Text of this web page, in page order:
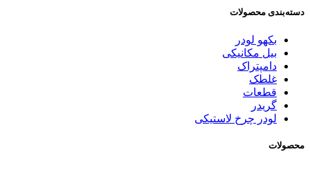
دسته‌بندی محصولات
بکهو لودر
بیل مکانیکی
دامپتراک
غلطک
قطعات
گریدر
لودر چرخ لاستیکی
محصولات